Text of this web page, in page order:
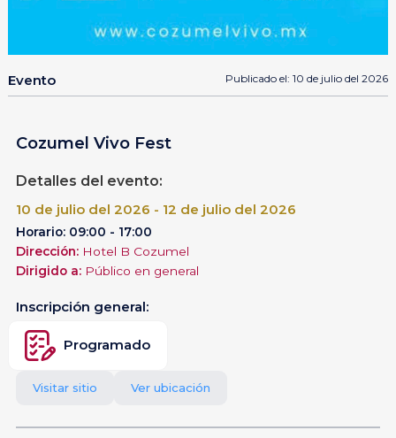
Evento Publicado el: 10 de julio del 2026
Cozumel Vivo Fest
Detalles del evento:
10 de julio del 2026 - 12 de julio del 2026
Horario: 09:00 - 17:00
Dirección: Hotel B Cozumel
Dirigido a: Público en general
Inscripción general:
Programado
Visitar sitio Ver ubicación